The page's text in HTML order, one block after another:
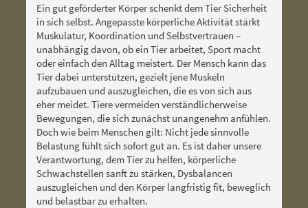
Ein gut geförderter Körper schenkt dem Tier Sicherheit
in sich selbst. Angepasste körperliche Aktivität stärkt
Muskulatur, Koordination und Selbstvertrauen –
unabhängig davon, ob ein Tier arbeitet, Sport macht
oder einfach den Alltag meistert. Der Mensch kann das
Tier dabei unterstützen, gezielt jene Muskeln
aufzubauen und auszugleichen, die es von sich aus
eher meidet. Tiere vermeiden verständlicherweise
Bewegungen, die sich zunächst unangenehm anfühlen.
Doch wie beim Menschen gilt: Nicht jede sinnvolle
Belastung fühlt sich sofort gut an. Es ist daher unsere
Verantwortung, dem Tier zu helfen, körperliche
Schwachstellen sanft zu stärken, Dysbalancen
auszugleichen und den Körper langfristig fit, beweglich
und belastbar zu erhalten.